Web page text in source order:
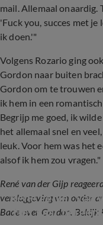
mail. Allemaal onaardig.
'Fuck you, succes met je
ik doen.'"
Volgens Rozario ging
Gordon naar buiten
Gordon om te trouwen
ik hem in een
Begrijp me goed, ik
het allemaal snel en
leuk. Voor hem was het
alsof ik hem zou vragen."
René van der Gijp
verslaggeving van onder
Bade over Gordon. Bekijk
René geniet van
‘Het gaat